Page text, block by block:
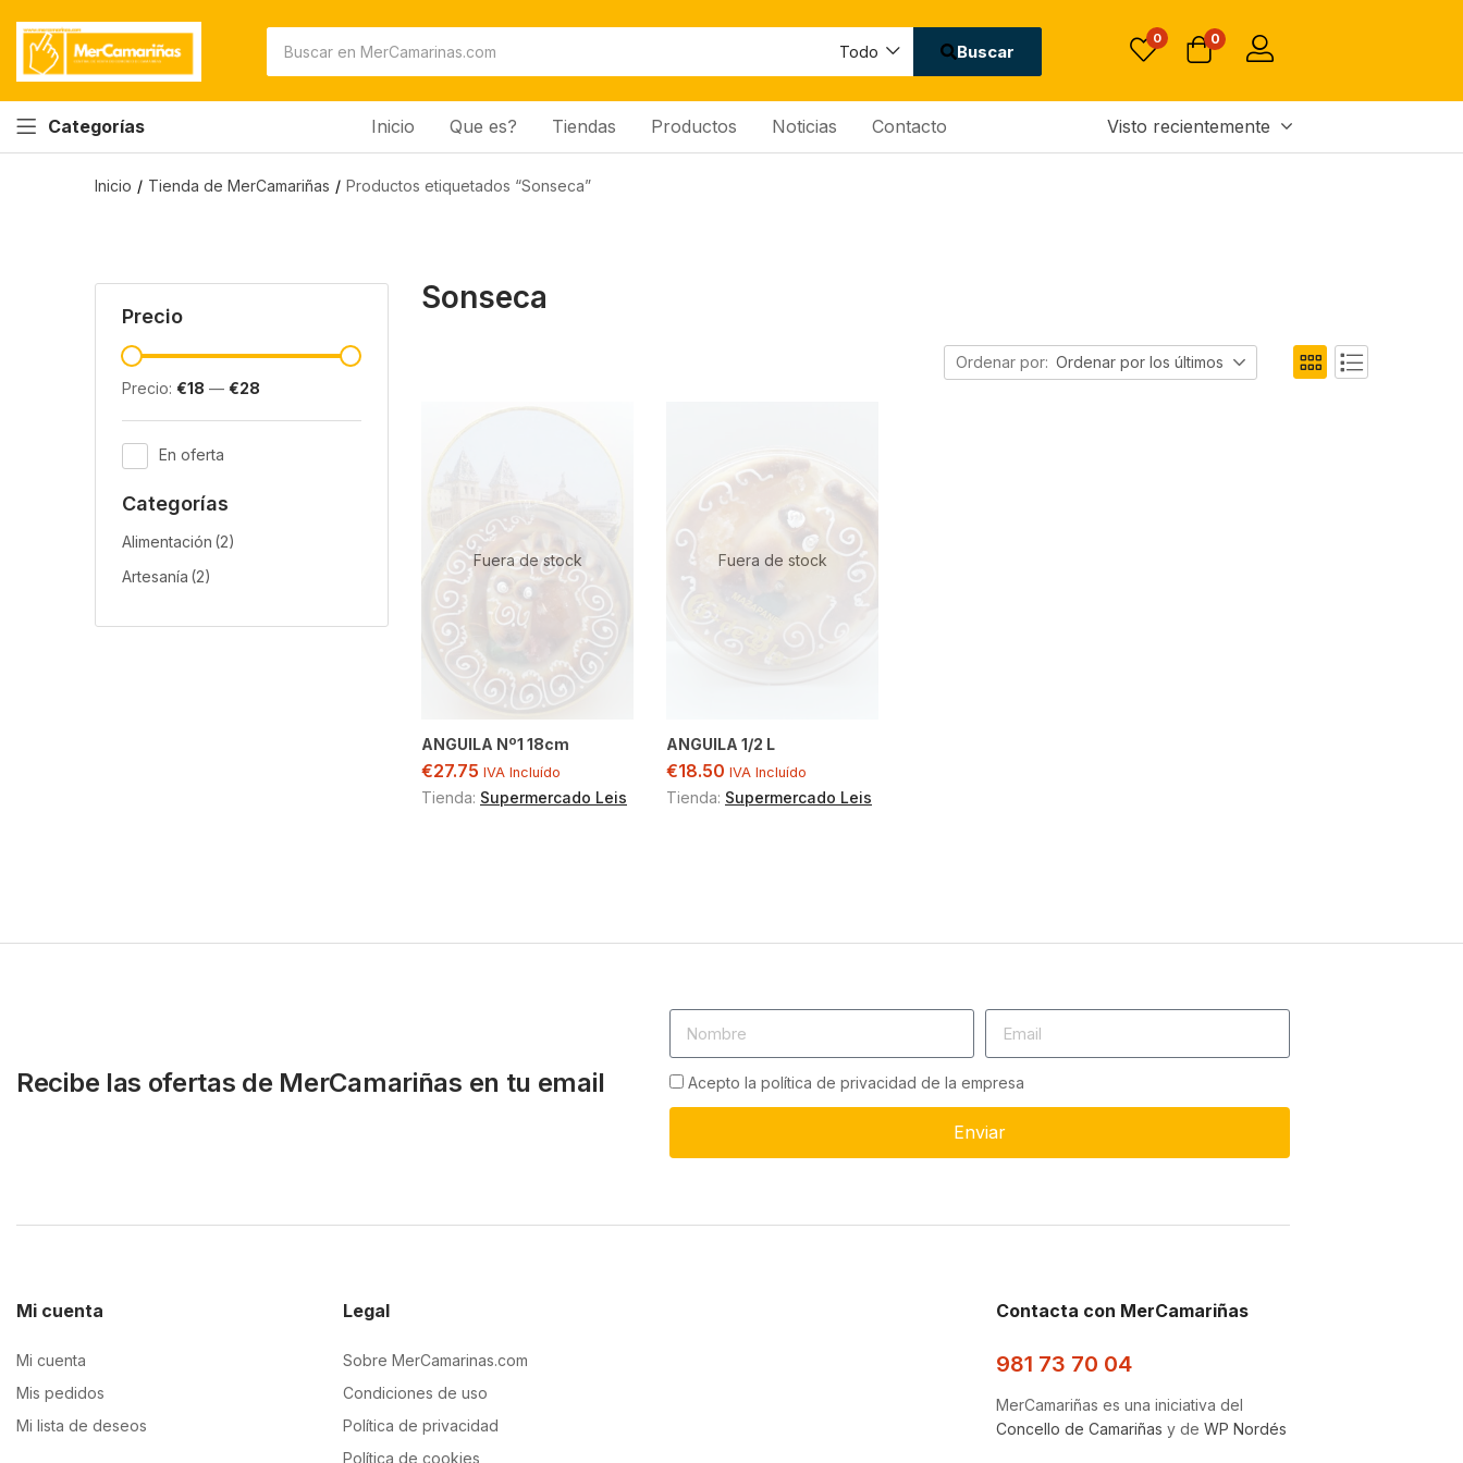
Todo Buscar
0 0
Categorías Inicio Que es? Tiendas Productos Noticias Contacto Visto recientemente
Inicio Tienda de MerCamariñas Productos etiquetados “Sonseca”
Precio
Precio: €18 — €28
En oferta
Categorías
Alimentación (2)
Artesanía (2)
Sonseca
Ordenar por: Ordenar por los últimos
Fuera de stock
ANGUILA Nº1 18cm
€27.75 IVA Incluído
Tienda: Supermercado Leis
Fuera de stock
ANGUILA 1/2 L
€18.50 IVA Incluído
Tienda: Supermercado Leis
Recibe las ofertas de MerCamariñas en tu email Acepto la política de privacidad de la empresa
Enviar
Mi cuenta
Mi cuenta
Mis pedidos
Mi lista de deseos
Legal
Sobre MerCamarinas.com
Condiciones de uso
Política de privacidad
Política de cookies
Contacta con MerCamariñas
981 73 70 04
MerCamariñas es una iniciativa del
Concello de Camariñas y de WP Nordés